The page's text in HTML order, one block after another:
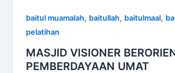
baitul muamalah, baitullah, baitulmaal,
pelatihan
MASJID VISIONER
PEMBERDAYAAN UMAT